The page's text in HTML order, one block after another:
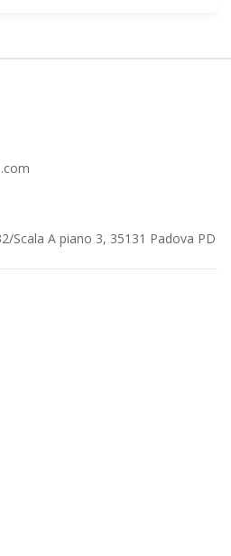
Scala A piano 3, 35131 Padova PD